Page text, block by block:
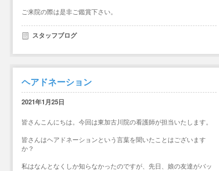
ご来院の際は是非ご鑑賞下さい。
スタッフブログ
ヘアドネーション
2021年1月25日
皆さんこんにちは。今回は東加古川院の看護師が担当いたします。
皆さんはヘアドネーションという言葉を聞いたことはございます
か？
私はなんとなくしか知らなかったのですが、先日、娘の友達がバッ